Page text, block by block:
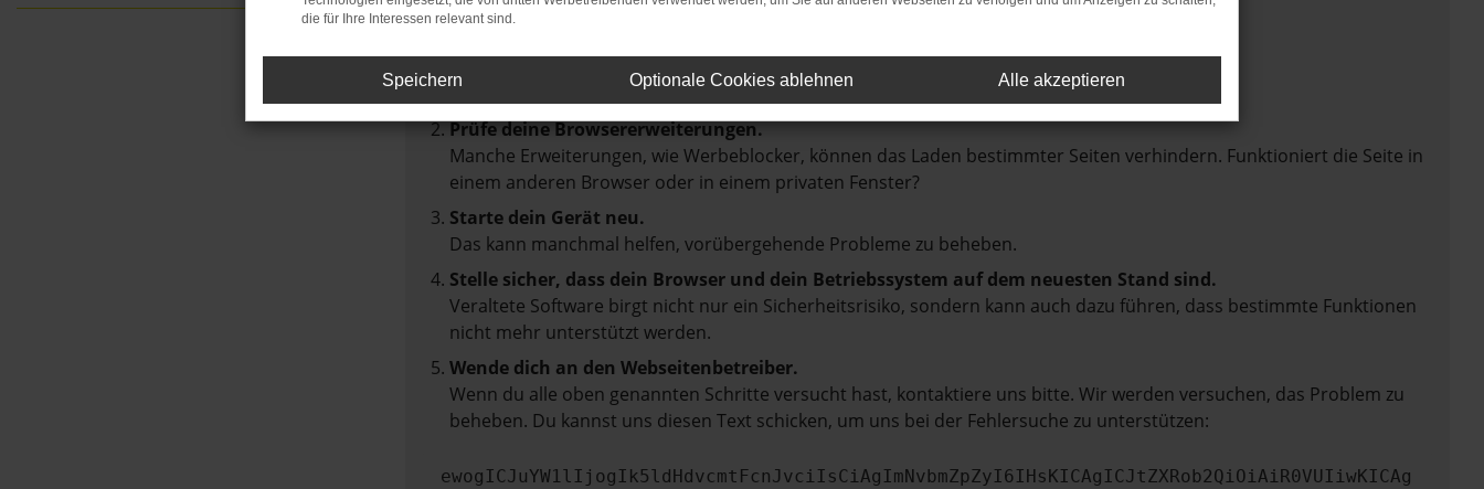
Hier sind ein paar Tipps, die dir helfen können:
Überprüfe deine Firewall und deine Internetverbindung.
Laden andere Webseiten, zum Beispiel deine Suchmaschine?
Prüfe deine Browsererweiterungen.
Manche Erweiterungen, wie Werbeblocker, können das Laden bestimmter Seiten verhindern. Funktioniert die Seite in
einem anderen Browser oder in einem privaten Fenster?
Starte dein Gerät neu.
Das kann manchmal helfen, vorübergehende Probleme zu beheben.
Stelle sicher, dass dein Browser und dein Betriebssystem auf dem neuesten Stand sind.
Veraltete Software birgt nicht nur ein Sicherheitsrisiko, sondern kann auch dazu führen, dass bestimmte Funktionen
nicht mehr unterstützt werden.
Wende dich an den Webseitenbetreiber.
Wenn du alle oben genannten Schritte versucht hast, kontaktiere uns bitte. Wir werden versuchen, das Problem zu
beheben. Du kannst uns diesen Text schicken, um uns bei der Fehlersuche zu unterstützen:
ewogICJuYW1lIjogIk5ldHdvcmtFcnJvciIsCiAgImNvbmZpZyI6IHsKICAgICJtZXRob2QiOiAiR0VUIiwKICAg
die für Ihre Interessen relevant sind.
Speichern Optionale Cookies ablehnen Alle akzeptieren